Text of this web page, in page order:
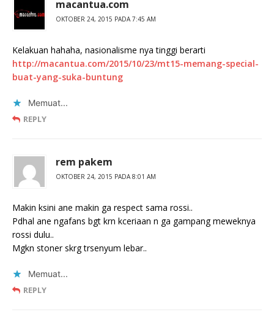
macantua.com
OKTOBER 24, 2015 PADA 7:45 AM
Kelakuan hahaha, nasionalisme nya tinggi berarti
http://macantua.com/2015/10/23/mt15-memang-special-
buat-yang-suka-buntung
Memuat...
REPLY
rem pakem
OKTOBER 24, 2015 PADA 8:01 AM
Makin ksini ane makin ga respect sama rossi..
Pdhal ane ngafans bgt krn kceriaan n ga gampang meweknya
rossi dulu..
Mgkn stoner skrg trsenyum lebar..
Memuat...
REPLY